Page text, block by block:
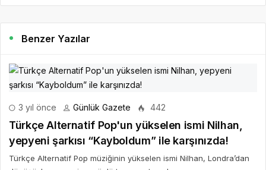
Benzer Yazılar
3 yıl önce Günlük Gazete 442
Türkçe Alternatif Pop'un yükselen ismi Nilhan,
yepyeni şarkısı “Kayboldum” ile karşınızda!
Türkçe Alternatif Pop müziğinin yükselen ismi Nilhan, Londra’dan